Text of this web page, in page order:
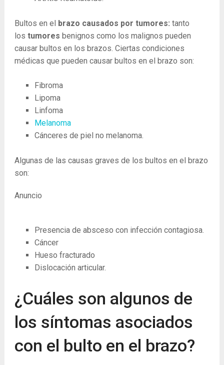
Bultos en el brazo causados ​​por tumores: tanto
los tumores benignos como los malignos pueden
causar bultos en los brazos. Ciertas condiciones
médicas que pueden causar bultos en el brazo son:
Fibroma
Lipoma
Linfoma
Melanoma
Cánceres de piel no melanoma.
Algunas de las causas graves de los bultos en el brazo
son:
Anuncio
Presencia de absceso con infección contagiosa.
Cáncer
Hueso fracturado
Dislocación articular.
¿Cuáles son algunos de
los síntomas asociados
con el bulto en el brazo?